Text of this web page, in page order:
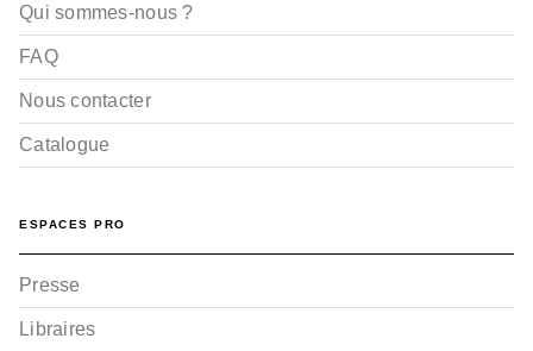
Qui sommes-nous ?
FAQ
Nous contacter
Catalogue
ESPACES PRO
Presse
Libraires